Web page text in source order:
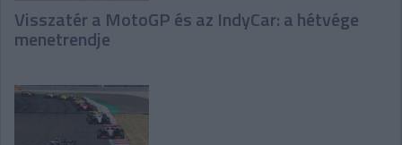
Visszatér a MotoGP és az IndyCar: a hétvége
menetrendje